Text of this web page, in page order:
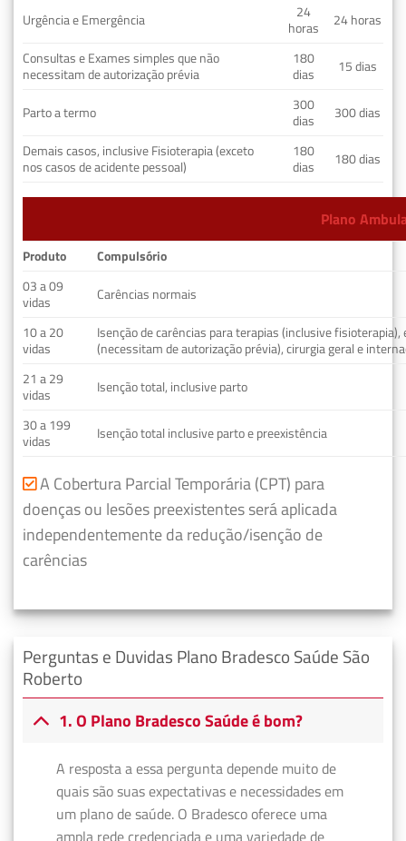
Urgência e Emergência
24
horas
24 horas
Consultas e Exames simples que não
necessitam de autorização prévia
180
dias
15 dias
Parto a termo
300
dias
300 dias
Demais casos, inclusive Fisioterapia (exceto
nos casos de acidente pessoal)
180
dias
180 dias
Plano
Produto
Compulsório
03 a 09
vidas
Carências normais
10 a 20
vidas
Isenção de carências para terapias (inclusive fisioterapia),
(necessitam de autorização prévia), cirurgia geral e
21 a 29
vidas
Isenção total, inclusive parto
30 a 199
vidas
Isenção total inclusive parto e preexistência
A Cobertura Parcial Temporária (CPT) para
doenças ou lesões preexistentes será aplicada
independentemente da redução/isenção de
carências
Perguntas e Duvidas Plano Bradesco Saúde São
Roberto
1. O Plano Bradesco Saúde é bom?
A resposta a essa pergunta depende muito de
quais são suas expectativas e necessidades em
um plano de saúde. O Bradesco oferece uma